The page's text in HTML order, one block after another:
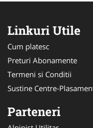
Linkuri Utile
Cum platesc
Preturi Abonamente
Termeni si Conditii
Sustine Centre-
Parteneri